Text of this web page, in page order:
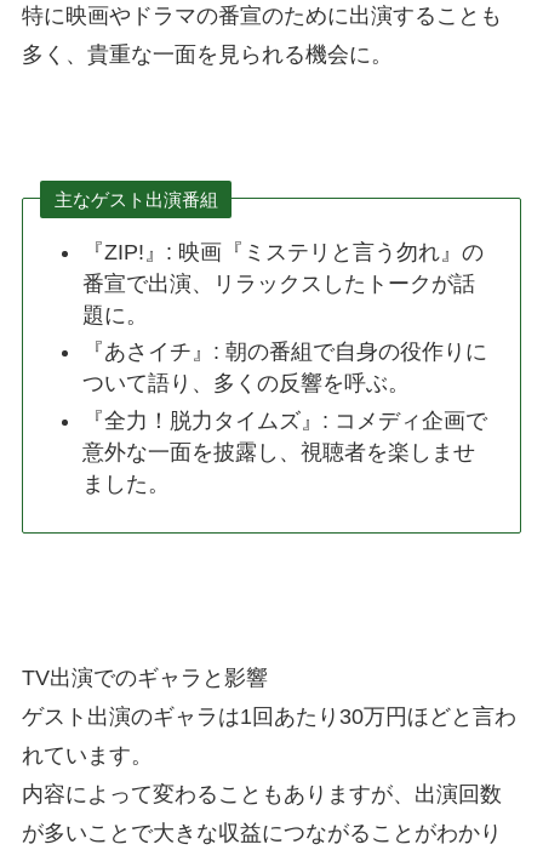
特に映画やドラマの番宣のために出演することも
多く、貴重な一面を見られる機会に。
主なゲスト出演番組
『ZIP!』: 映画『ミステリと言う勿れ』の
番宣で出演、リラックスしたトークが話
題に。
『あさイチ』: 朝の番組で自身の役作りに
ついて語り、多くの反響を呼ぶ。
『全力！脱力タイムズ』: コメディ企画で
意外な一面を披露し、視聴者を楽しませ
ました。
TV出演でのギャラと影響
ゲスト出演のギャラは1回あたり30万円ほどと言わ
れています。
内容によって変わることもありますが、出演回数
が多いことで大きな収益につながることがわかり